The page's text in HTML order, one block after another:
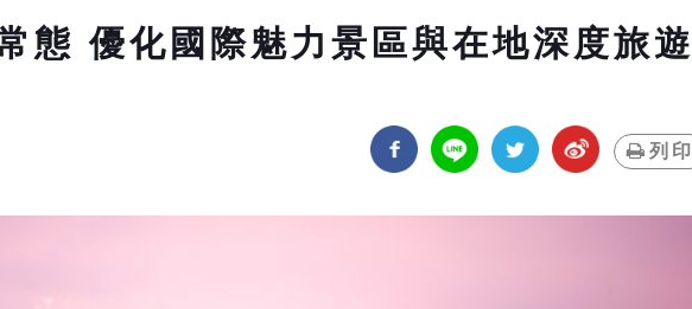
態 優化國際魅力景區與在地深度旅遊
列印